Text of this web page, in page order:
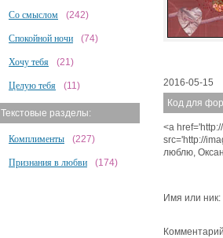
Со смыслом (242)
Спокойной ночи (74)
Хочу тебя (21)
Целую тебя (11)
Текстовые разделы:
Комплименты (227)
Признания в любви (174)
2016-05-15
Код для
<a
src='http://
люблю,
Имя или ник: